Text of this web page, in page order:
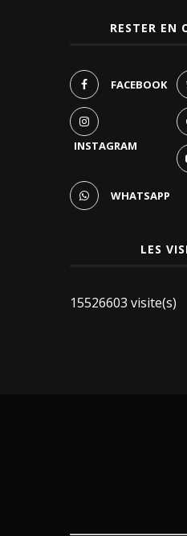
RESTER EN
FACEBOOK
INSTAGRAM
WHATSAPP
LES
15526603 visite(s)